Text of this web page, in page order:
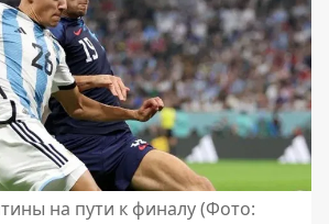
на пути к финалу (Фото: